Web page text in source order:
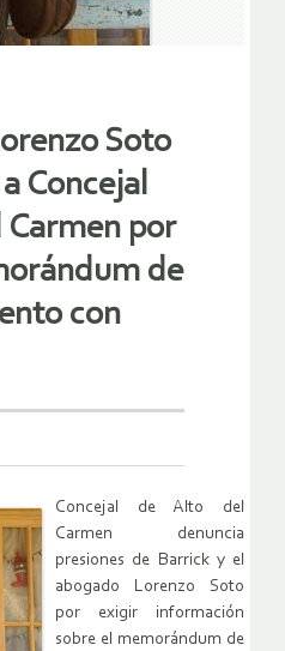
Soto
Concejal
por
de
con
Concejal de Alto del
Carmen denuncia
presiones de Barrick y el
abogado Lorenzo Soto
por exigir información
sobre el memorándum de